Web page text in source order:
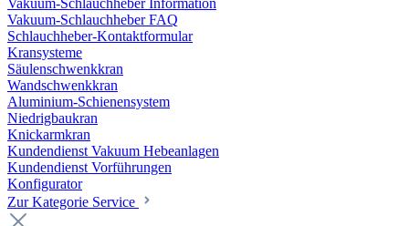
Vakuum-Schlauchheber Information
Vakuum-Schlauchheber FAQ
Schlauchheber-Kontaktformular
Kransysteme
Säulenschwenkkran
Wandschwenkkran
Aluminium-Schienensystem
Niedrigbaukran
Knickarmkran
Kundendienst Vakuum Hebeanlagen
Kundendienst Vorführungen
Konfigurator
Zur Kategorie Service